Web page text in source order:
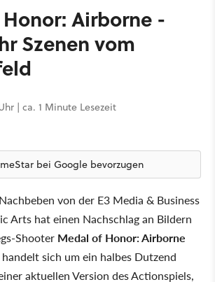
Airborne -
Szenen vom
| ca. 1 Minute Lesezeit
bei Google bevorzugen
von der E3 Media & Business
Arts hat einen Nachschlag an Bildern
Shooter Medal of Honor: Airborne
sich um ein halbes Dutzend
aktuellen Version des Actionspiels,